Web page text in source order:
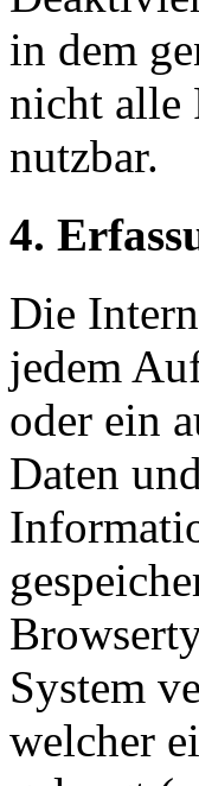
in dem
nicht alle
nutzbar.
4.
Die
jedem
oder ein
Daten
System
welcher